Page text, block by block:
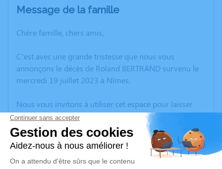
Message de la famille
Chère famille, chers amis,
C’est avec une grande tristesse que nous vous
annonçons le décès de Roland BERTRAND survenu le
mercredi 19 juillet 2023 à Nîmes.
Nous vous invitons à utiliser cet espace pour laisser
vos condoléances, partager des photos souvenirs, une
anecdote ou exprimer vos pensées à travers des
poèmes ou des textes. Cet endroit est un lieu
d'expression dédié à honorer la mémoire de Roland
BERTRAND.